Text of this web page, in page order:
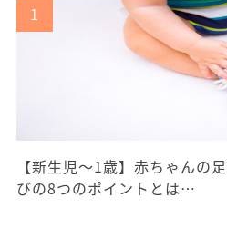
【新生児〜1歳】赤ちゃんの
びの8つのポイントとは…